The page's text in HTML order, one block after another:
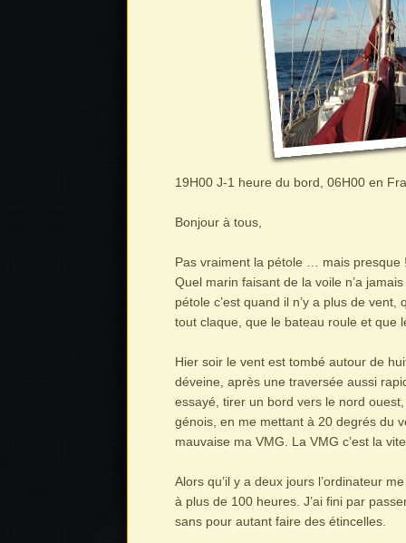
19H00 J-1 heure du bord, 06H00 en
Bonjour à tous,
Pas vraiment la pétole … mais presque
Quel marin faisant de la voile n’a
pétole c’est quand il n’y a plus de
tout claque, que le bateau roule et que
Hier soir le vent est tombé autour de
déveine, après une traversée aussi
essayé, tirer un bord vers le nord
génois, en me mettant à 20 degrés du
mauvaise ma VMG. La VMG c’est la
Alors qu’il y a deux jours l’ordinateur
à plus de 100 heures. J’ai fini par
sans pour autant faire des étincelles.